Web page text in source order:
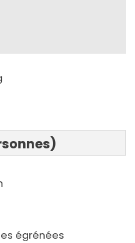
égrénées